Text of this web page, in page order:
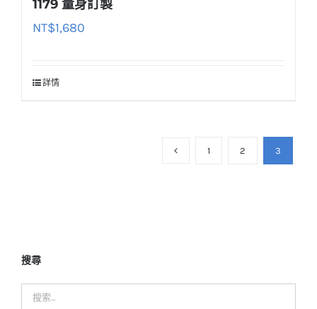
1179 量身訂製
NT$1,680
詳情
1 2 3
搜尋